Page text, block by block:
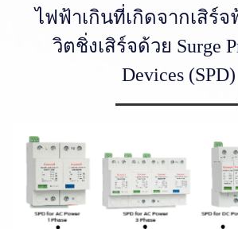
ไฟฟ้าเกินที่เกิดจากเสิร์
วิตชิ่งเสิร์จด้วย Surge
Devices (SPD)